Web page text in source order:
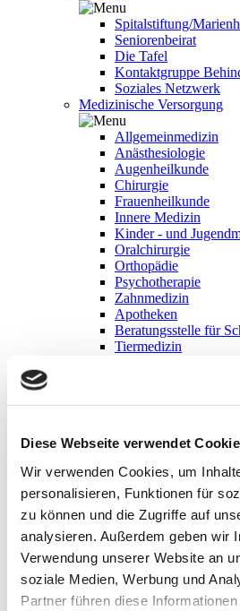
Diese Webseite verwendet
Wir verwenden Cookies, um
personalisieren, Funktionen für
zu können und die Zugriffe auf
analysieren. Außerdem geben wir
Verwendung unserer Website an
soziale Medien, Werbung und
Partner führen diese
Spitalstiftung/
Seniorenbeirat
Die Tafel
Kontaktgruppe
Soziales Netzwerk
Medizinische Versorgung
Allgemeinmedizin
Anästhesiologie
Augenheilkunde
Chirurgie
Frauenheilkunde
Innere Medizin
Kinder - und
Oralchirurgie
Orthopädie
Psychotherapie
Zahnmedizin
Apotheken
Beratungsstelle für
Tiermedizin
Vereine & Verbände
Neunburger Zehner
Hier finden Sie:
Bürgermeister
Stadtrat
Ratsinformationssystem (RIS)
Stadtrecht
Ansprechpartner
Standesamt
Kämmerei